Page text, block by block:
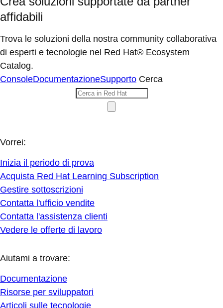
affidabili
Trova le soluzioni della nostra community collaborativa
di esperti e tecnologie nel Red Hat® Ecosystem
Catalog.
ConsoleDocumentazioneSupporto Cerca
Vorrei:
Inizia il periodo di prova
Acquista Red Hat Learning Subscription
Gestire sottoscrizioni
Contatta l'ufficio vendite
Contatta l'assistenza clienti
Vedere le offerte di lavoro
Aiutami a trovare:
Documentazione
Risorse per sviluppatori
Articoli sulle tecnologie